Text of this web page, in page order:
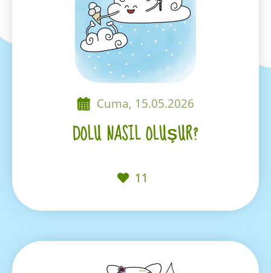
Cuma, 15.05.2026
DOLU NASIL OLUŞUR?
11